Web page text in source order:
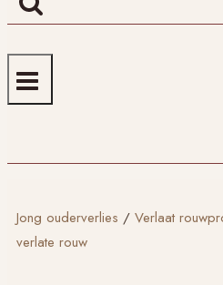
Jong ouderverlies / Verlaat
verlate rouw